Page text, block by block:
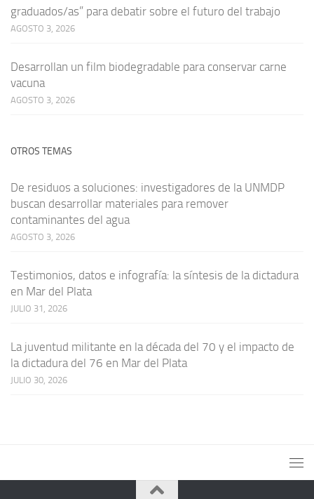
graduados/as” para debatir sobre el futuro del trabajo
AGOSTO 3, 2026
Desarrollan un film biodegradable para conservar carne
vacuna
AGOSTO 3, 2026
OTROS TEMAS
De residuos a soluciones: investigadores de la UNMDP
buscan desarrollar materiales para remover
contaminantes del agua
AGOSTO 3, 2026
Testimonios, datos e infografía: la síntesis de la dictadura
en Mar del Plata
JULIO 31, 2026
La juventud militante en la década del 70 y el impacto de
la dictadura del 76 en Mar del Plata
JULIO 30, 2026